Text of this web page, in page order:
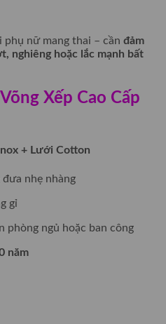
nữ mang thai – cần đảm
nghiêng hoặc lắc mạnh bất
Xếp Cao Cấp
+ Lưới Cotton
đưa nhẹ nhàng
gỉ
phòng ngủ hoặc ban công
năm